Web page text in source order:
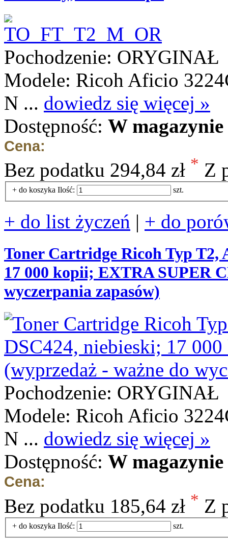
Pochodzenie: ORYGINAŁ
Modele: Ricoh Aficio
N ... dowiedz się więcej »
Dostępność: W
Cena:
Bez podatku 294,84 zł * Z
+ do koszyka Ilość: szt.
+ do list życzeń | + do
Toner Cartridge Ricoh Typ T2,
17 000 kopii; EXTRA SUPER
wyczerpania zapasów)
Pochodzenie: ORYGINAŁ
Modele: Ricoh Aficio
N ... dowiedz się więcej »
Dostępność: W
Cena:
Bez podatku 185,64 zł * Z
+ do koszyka Ilość: szt.